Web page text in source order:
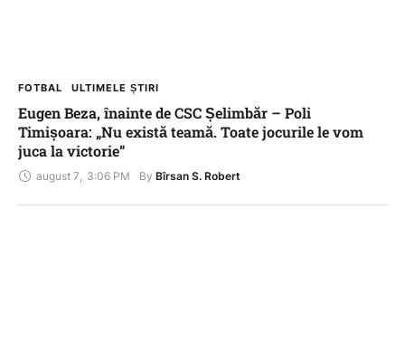
FOTBAL ULTIMELE ȘTIRI
Eugen Beza, înainte de CSC Șelimbăr – Poli
Timișoara: „Nu există teamă. Toate jocurile le vom
juca la victorie”
august 7 3:06 PM By Bîrsan S. Robert